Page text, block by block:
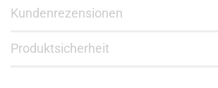
Kundenrezensionen
Produktsicherheit